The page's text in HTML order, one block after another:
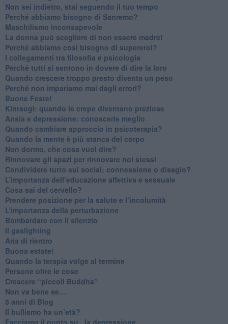
​Non sei indietro, stai seguendo il tuo tempo
​Perché abbiamo bisogno di Sanremo?
​Maschilismo inconsapevole
​La donna può scegliere di non essere madre!
​Perché abbiamo così bisogno di supereroi?
​I collegamenti tra filosofia e psicologia
​Perché tutti si sentono in dovere di dire la loro
​Quando crescere troppo presto diventa un peso
​Perché non impariamo mai dagli errori?
​Buone Feste!
​Kintsugi: quando le crepe diventano preziose
Ansia e depressione: conoscerle meglio
Quando cambiare approccio in psicoterapia?
​Quando la mente è più stanca del corpo
Non dormo, che cosa vuol dire?
​Rinnovare gli spazi per rinnovare noi stessi
​Condividere tutto sui social: connessione o disagio?
​L’importanza dell’educazione affettiva e sessuale
​Cosa sai del cervello?
Prendere posizione per la salute e l’incolumità
L’importanza della perturbazione
​Bombardare con il silenzio
Il gaslighting
Aria di rientro
Buona estate!
​Quando la terapia volge al termine
​Persone oltre le cose
​Crescere “piccoli Buddha”
Non va bene se…
​5 anni di Blog
​Il bullismo ha un’età?
Facciamo il punto su...la depressione